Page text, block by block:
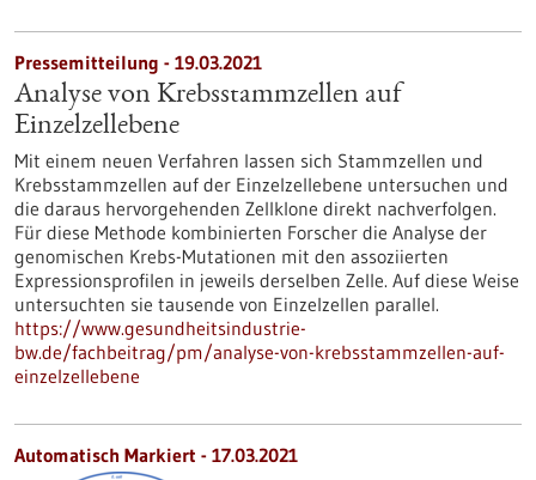
Pressemitteilung - 19.03.2021
Analyse von Krebsstammzellen auf
Einzelzellebene
Mit einem neuen Verfahren lassen sich Stammzellen und
Krebsstammzellen auf der Einzelzellebene untersuchen und
die daraus hervorgehenden Zellklone direkt nachverfolgen.
Für diese Methode kombinierten Forscher die Analyse der
genomischen Krebs-Mutationen mit den assoziierten
Expressionsprofilen in jeweils derselben Zelle. Auf diese Weise
untersuchten sie tausende von Einzelzellen parallel.
https://www.gesundheitsindustrie-
bw.de/fachbeitrag/pm/analyse-von-krebsstammzellen-auf-
einzelzellebene
Automatisch Markiert - 17.03.2021